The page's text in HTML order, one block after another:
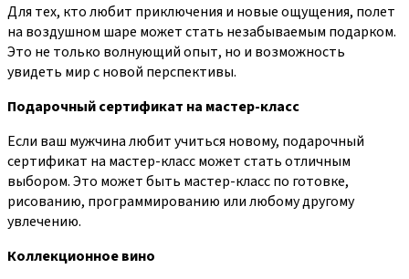
Для тех, кто любит приключения и новые ощущения, полет
на воздушном шаре может стать незабываемым подарком.
Это не только волнующий опыт, но и возможность
увидеть мир с новой перспективы.
Подарочный сертификат на мастер-класс
Если ваш мужчина любит учиться новому, подарочный
сертификат на мастер-класс может стать отличным
выбором. Это может быть мастер-класс по готовке,
рисованию, программированию или любому другому
увлечению.
Коллекционное вино